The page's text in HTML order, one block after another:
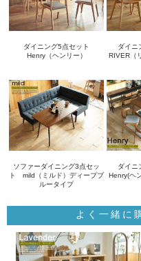
ダイニング5点セット
Henry（ヘンリー）
ダイ
RIVER（
ソファーダイニング3点セッ
ト mild（ミルド）ディープブ
ルータイプ
ダイ
Henry(ヘ
よく一緒に